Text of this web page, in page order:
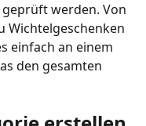
werden. Von
Wichtelgeschenken
einfach an einem
den gesamten